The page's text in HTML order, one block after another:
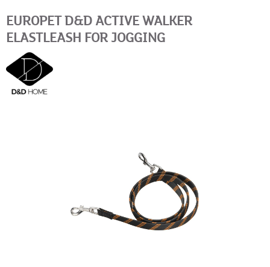
EUROPET D&D ACTIVE WALKER
ELASTLEASH FOR JOGGING